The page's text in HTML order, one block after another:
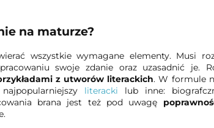
na maturze?
wszystkie wymagane elementy. Musi
swoje zdanie oraz uzasadnić je.
z utworów literackich. W formule
literacki lub inne:
brana jest też pod uwagę